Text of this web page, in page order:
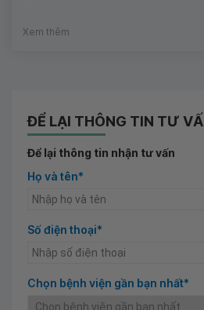
Xem thêm
ĐỂ LẠI THÔNG TIN TƯ
Để lại thông tin nhận tư vấn
Họ và tên*
Số điện thoại*
Chọn bệnh viện gần bạn nhất*